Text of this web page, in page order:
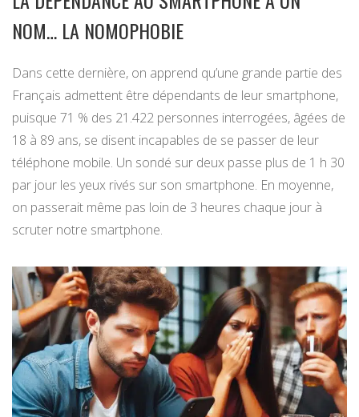
NOM… LA NOMOPHOBIE
Dans cette dernière, on apprend qu’une grande partie des
Français admettent être dépendants de leur smartphone,
puisque 71 % des 21.422 personnes interrogées, âgées de
18 à 89 ans, se disent incapables de se passer de leur
téléphone mobile. Un sondé sur deux passe plus de 1 h 30
par jour les yeux rivés sur son smartphone. En moyenne,
on passerait même pas loin de 3 heures chaque jour à
scruter notre smartphone.